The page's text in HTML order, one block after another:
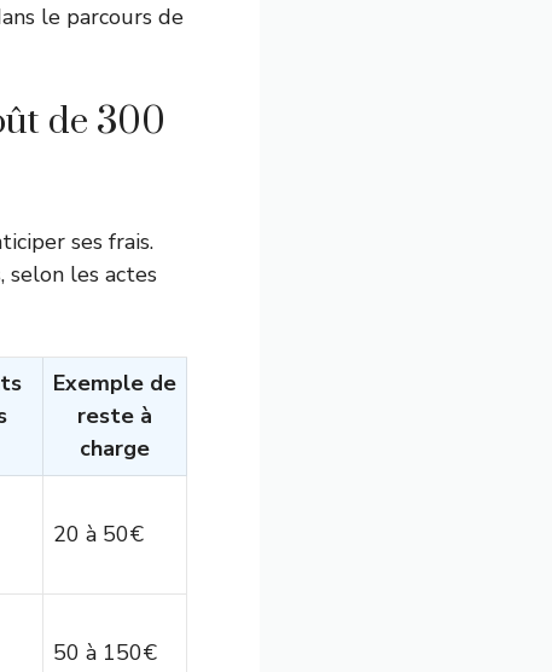
le parcours de
de 300
ses frais.
les actes
Exemple de
reste à
charge
20 à 50€
50 à 150€